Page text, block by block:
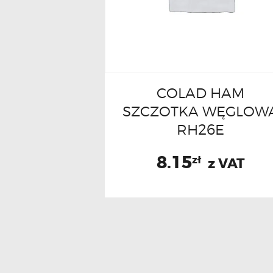
COLAD HAM
SZCZOTKA
RH26E
8.15zł z VAT